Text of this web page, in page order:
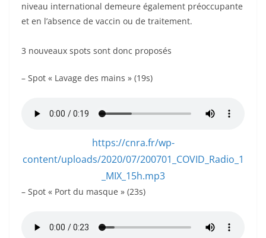
niveau international demeure également préoccupante
et en l’absence de vaccin ou de traitement.
3 nouveaux spots sont donc proposés
– Spot « Lavage des mains » (19s)
https://cnra.fr/wp-
content/uploads/2020/07/200701_COVID_Radio_1
_MIX_15h.mp3
– Spot « Port du masque » (23s)